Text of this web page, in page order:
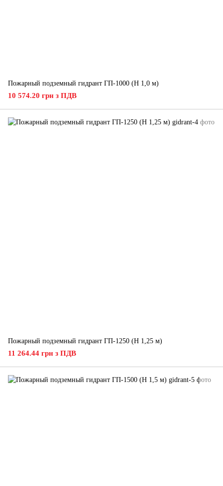
Пожарный подземный гидрант ГП-1000 (H 1,0 м)
10 574.20 грн з ПДВ
Пожарный подземный гидрант ГП-1250 (H 1,25 м)
11 264.44 грн з ПДВ